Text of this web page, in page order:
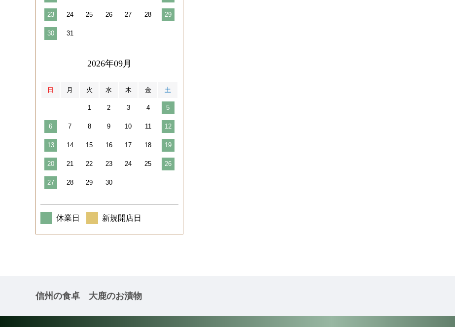
23 24 25 26 27 28 29
30 31
2026年09月
日 月 火 水 木 金 土
1 2 3 4 5
6 7 8 9 10 11 12
13 14 15 16 17 18 19
20 21 22 23 24 25 26
27 28 29 30
休業日 新規開店日
信州の食卓 大鹿のお漬物